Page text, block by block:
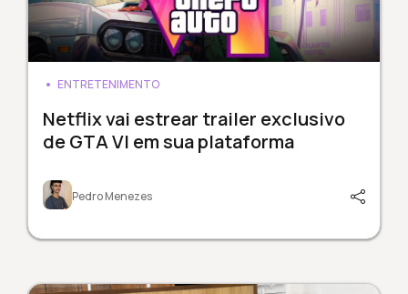
ENTRETENIMENTO
Netflix vai estrear trailer exclusivo
de GTA VI em sua plataforma
Pedro Menezes